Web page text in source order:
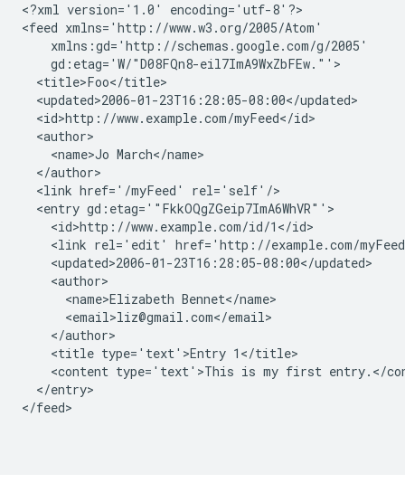
<?xml version='1.0' encoding='utf-8'?>
<feed xmlns='http://www.w3.org/2005/Atom'
    xmlns:gd='http://schemas.google.com/g/2005'
    gd:etag='W/"D08FQn8-eil7ImA9WxZbFEw."'>
  <title>Foo</title>
  <updated>2006-01-23T16:28:05-08:00</updated>
  <id>http://www.example.com/myFeed</id>
  <author>
    <name>Jo March</name>
  </author>
  <link href='/myFeed' rel='self'/>
  <entry gd:etag='"FkkOQgZGeip7ImA6WhVR"'>
    <id>http://www.example.com/id/1</id>
<link rel='edit' href='http://example.com/
    <updated>2006-01-23T16:28:05-08:00</updated>
    <author>
      <name>Elizabeth Bennet</name>
      <email>liz@gmail.com</email>
    </author>
    <title type='text'>Entry 1</title>
<content type='text'>This is my first entry.</
  </entry>
</feed>